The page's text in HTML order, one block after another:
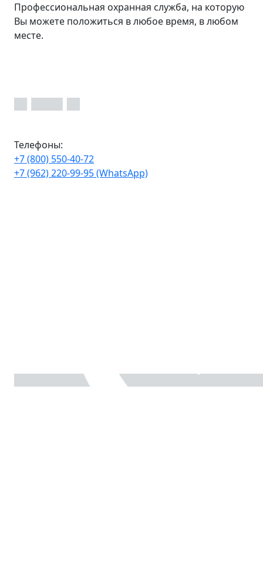
Профессиональная охранная служба, на которую
Вы можете положиться в любое время, в любом
месте.
Телефоны:
+7 (800) 550-40-72
+7 (962) 220-99-95 (WhatsApp)